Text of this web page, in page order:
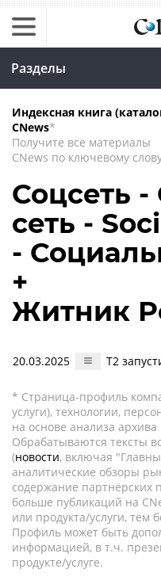
Разделы
Индексная книга
CNews*
Получите все материалы
CNews по ключевому
Соцсеть
сеть -
-
+
Житник
20.03.2025 T2
* Страница-профиль
услуги), технологии,
на основе анализа
Обрабатываются тексты
(новости, включая
аналитические обзоры
содержание партнёрских
больше публикаций на
или продукта/услуги,
Профиль может быть
информацией, в т.ч.
продукте/услуге.